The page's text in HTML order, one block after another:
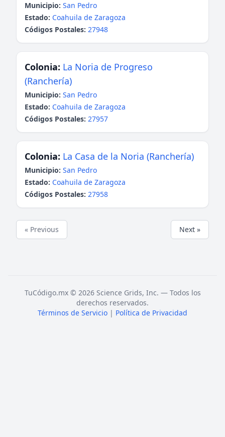
Municipio: San Pedro
Estado: Coahuila de Zaragoza
Códigos Postales: 27948
Colonia: La Noria de Progreso
(Ranchería)
Municipio: San Pedro
Estado: Coahuila de Zaragoza
Códigos Postales: 27957
Colonia: La Casa de la Noria (Ranchería)
Municipio: San Pedro
Estado: Coahuila de Zaragoza
Códigos Postales: 27958
« Previous Next »
TuCódigo.mx © 2026 Science Grids, Inc. — Todos los
derechos reservados.
Términos de Servicio | Política de Privacidad